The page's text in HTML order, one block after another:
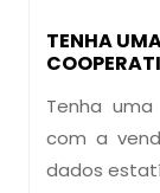
TENHA
Tenha
com a
dados